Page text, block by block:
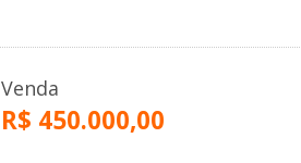
Venda
R$ 450.000,00